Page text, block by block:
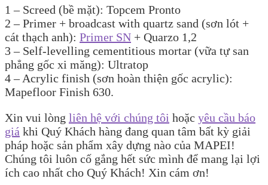
1 – Screed (bề mặt): Topcem Pronto
2 – Primer + broadcast with quartz sand (sơn lót +
cát thạch anh): Primer SN + Quarzo 1,2
3 – Self-levelling cementitious mortar (vữa tự san
phẳng gốc xi măng): Ultratop
4 – Acrylic finish (sơn hoàn thiện gốc acrylic):
Mapefloor Finish 630.
Xin vui lòng liên hệ với chúng tôi hoặc yêu cầu báo
giá khi Quý Khách hàng đang quan tâm bất kỳ giải
pháp hoặc sản phẩm xây dựng nào của MAPEI!
Chúng tôi luôn cố gắng hết sức mình để mang lại lợi
ích cao nhất cho Quý Khách! Xin cám ơn!